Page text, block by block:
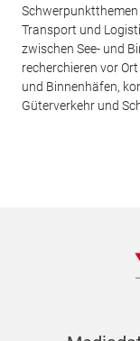
Transport und
zwischen See- und
recherchieren vor
und Binnenhäfen,
Güterverkehr und